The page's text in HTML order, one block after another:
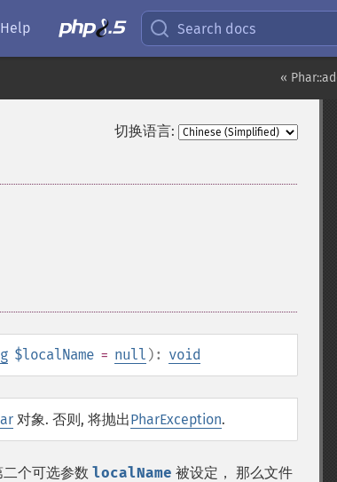
Help Search docs
«
切换语言:
$localName = null ): void
对象. 否则, 将抛出PharException.
个可选参数 localName 被设定， 那么文件